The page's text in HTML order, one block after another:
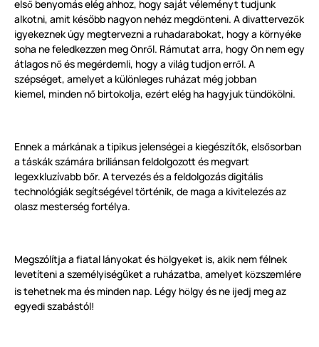
első benyomás elég ahhoz, hogy saját véleményt tudjunk
alkotni, amit később nagyon nehéz megdönteni. A divattervezők
igyekeznek úgy megtervezni a ruhadarabokat, hogy a környéke
soha ne feledkezzen meg Önről. Rámutat arra, hogy Ön nem egy
átlagos nő és megérdemli, hogy a világ tudjon erről. A
szépséget, amelyet a különleges ruházat még jobban
kiemel, minden nő birtokolja, ezért elég ha hagyjuktündökölni.
Ennek a márkának a tipikus jelenségei a kiegészítők, elsősorban
a táskák számára briliánsan feldolgozott és megvart
legexkluzívabb bőr. A tervezés és a feldolgozás digitális
technológiák segítségével történik, de maga a kivitelezés az
olasz mesterség fortélya.
Megszólítja a fiatal lányokat és hölgyeket is, akik nem félnek
levetíteni a személyiségüket a ruházatba, amelyet közszemlére
is tehetnek ma és minden nap. Légy hölgy és ne ijedj meg az
egyedi szabástól!